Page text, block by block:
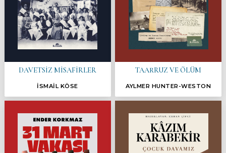
DAVETSİZ MİSAFİRLER
İSMAİL KÖSE
TAARRUZ VE ÖLÜM
AYLMER HUNTER-WESTON